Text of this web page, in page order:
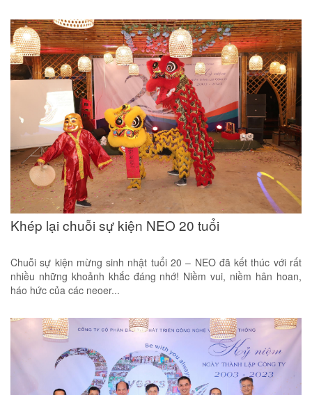
Khép lại chuỗi sự kiện NEO 20 tuổi
Chuỗi sự kiện mừng sinh nhật tuổi 20 – NEO đã kết thúc với rất
nhiều những khoảnh khắc đáng nhớ! Niềm vui, niềm hân hoan,
háo hức của các neoer...